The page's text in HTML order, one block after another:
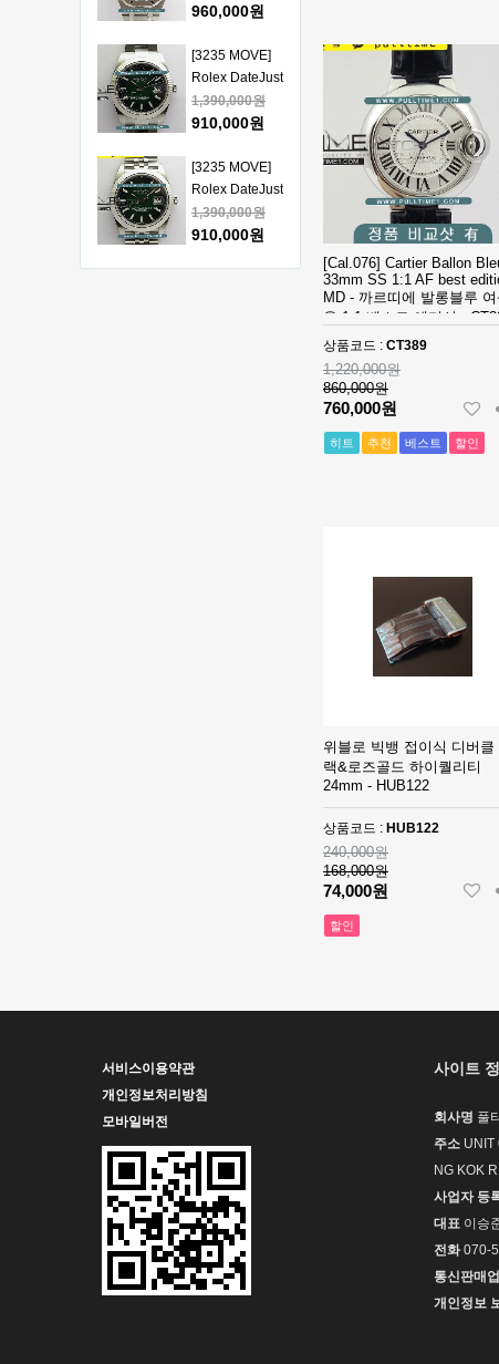
크 베스트 에디
Oak 15510
1:1 Best
Edition - 오데
마피게 로얄오
크 베스트 에디
960,000원
[3235 MOVE]
Rolex DateJust
41mm 126334
904L SS ERF
- 롤렉스 데이져
스트 오토매틱
베스트에디션
1,390,000원
910,000원
[3235 MOVE]
Rolex DateJust
41mm 126334
904L SS ERF
1,390,000원
910,000원
이져스트 오토
레이슬릿 베스
Jubilee
Bracelet 904L
MD - 롤렉스 데
매틱 쥬빌레 브
레이슬릿 베스
트에디션
850,000원
36mm 126234
Bracelet 904L
SS V2 VS
1:1Best Edition
MD - 롤렉스 데
이져스트 오토
1,320,000원
850,000원
[4401 MOVE]
Audemars
Piguet Royal
Oak Offshore
2,320,000원
1,610,000원
[Cal.076] Cartier Ballon
33mm SS 1:1 AF best
MD - 까르띠에 발롱블루 여
용 1:1 베스트 에디션 -
상품코드 : CT389
1,220,000원
860,000원
760,000원
히트 추천 베스트 할인
위블로 빅뱅 접이식 디버클
랙&로즈골드 하이퀄리티
24mm - HUB122
상품코드 : HUB122
240,000원
168,000원
74,000원
할인
서비스이용약관
개인정보처리방침
모바일버전
사이트
회사명 풀
주소 UNIT
NG KOK
사업자 등
대표 이승
전화070-
통신판매
개인정보